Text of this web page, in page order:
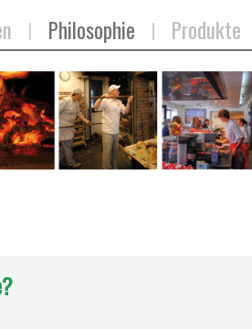
Philosophie Produkte